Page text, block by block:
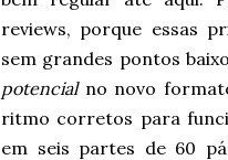
reviews, porque essas
sem grandes pontos
potencialno novo
ritmo corretos para
em seis partes de 60